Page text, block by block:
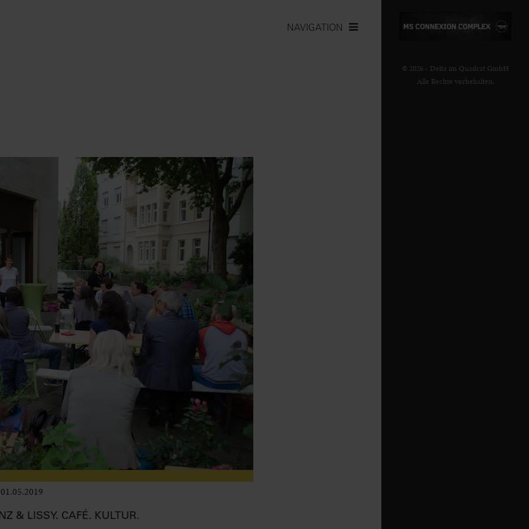
NAVIGATION
01.05.2019
& LISSY. CAFÉ. KULTUR.
© 2026 - Delta im Quadrat GmbH
Alle Rechte vorbehalten.